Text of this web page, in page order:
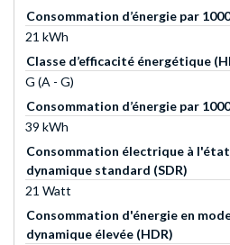
Consommation d’énergie par
21 kWh
Classe d’efficacité énergétique
G (A - G)
Consommation d’énergie par
39 kWh
Consommation électrique à
dynamique standard (SDR)
21 Watt
Consommation d'énergie en
dynamique élevée (HDR)